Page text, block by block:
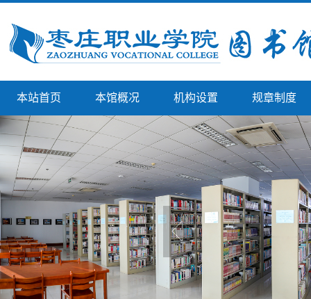
本站首页 本馆概况 机构设置 规章制度